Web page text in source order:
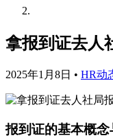
拿报到证去人
2025年1月8日 • HR动
报到证的基本概念